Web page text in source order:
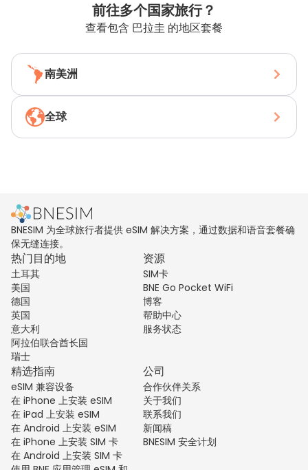
前往多个国家旅行？
查看包含 巴拉圭 的地区套餐
南美洲
全球
BNESIM 为全球旅行者提供 eSIM 解决方案，通过数据和语音套餐确
保无缝连接。
热门目的地
土耳其
美国
德国
英国
意大利
阿拉伯联合酋长国
瑞士
资源
SIM卡
BNE Go Pocket WiFi
博客
帮助中心
服务状态
精选指南
eSIM 兼容设备
在 iPhone 上安装 eSIM
在 iPad 上安装 eSIM
在 Android 上安装 eSIM
在 iPhone 上安装 SIM 卡
在 Android 上安装 SIM 卡
公司
合作伙伴关系
关于我们
联系我们
新闻稿
BNESIM 安全计划